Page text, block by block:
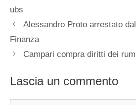
ubs
Alessandro Proto arrestato
Finanza
Campari compra diritti dei
Lascia un commento